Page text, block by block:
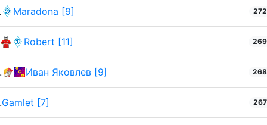
Maradona [9] 272
Robert [11] 269
Иван Яковлев [9] 268
Gamlet [7] 267